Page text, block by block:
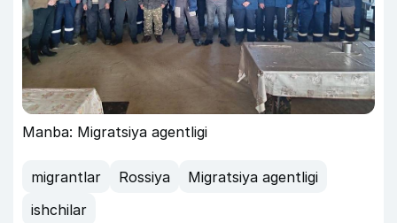
Manba: Migratsiya agentligi
migrantlar Rossiya
Migratsiya agentligi
ishchilar